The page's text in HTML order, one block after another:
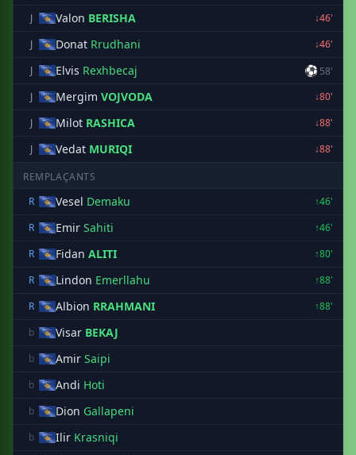
J
Valon BERISHA
↓46'
J
Donat Rrudhani
↓46'
J
Elvis Rexhbecaj ⚽ 58'
J
Mergim VOJVODA
↓80'
J
Milot RASHICA
↓88'
J
Vedat MURIQI ↓88'
REMPLAÇANTS
R
Vesel Demaku
↑46'
R
Emir Sahiti
↑46'
R
Fidan ALITI
↑80'
R
Lindon Emerllahu
↑88'
R
Albion RRAHMANI
↑88'
b
Visar BEKAJ
b Amir Saipi
b Andi Hoti
b Dion Gallapeni
b Ilir Krasniqi